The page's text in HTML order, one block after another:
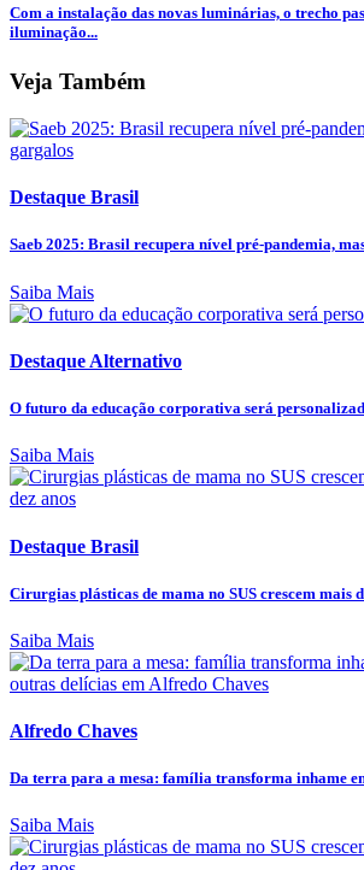
Com a instalação das novas luminárias, o trecho
iluminação...
Veja Também
Destaque Brasil
Saeb 2025: Brasil recupera nível pré-pandemia,
Saiba Mais
Destaque Alternativo
O futuro da educação corporativa será
Saiba Mais
Destaque Brasil
Cirurgias plásticas de mama no SUS crescem mais
Saiba Mais
Alfredo Chaves
Da terra para a mesa: família transforma inhame
Saiba Mais